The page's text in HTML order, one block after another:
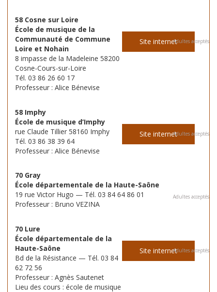
Site internet
58 Cosne sur Loire
École de musique de la
Communauté de Commune
Loire et Nohain
8 impasse de la Madeleine 58200
Cosne-Cours-sur-Loire
Tél. 03 86 26 60 17
Professeur : Alice Bénevise
Adultes acceptés
Site internet
58 Imphy
École de musique d’Imphy
rue Claude Tillier 58160 Imphy
Tél. 03 86 38 39 64
Professeur : Alice Bénevise
Adultes acceptés
70 Gray
École départementale de la Haute-Saône
19 rue Victor Hugo — Tél. 03 84 64 86 01
Professeur : Bruno VEZINA
Adultes acceptés
Site internet
70 Lure
École départementale de la
Haute-Saône
Bd de la Résistance — Tél. 03 84
62 72 56
Professeur : Agnès Sautenet
Lieu des cours : école de musique
Adultes acceptés